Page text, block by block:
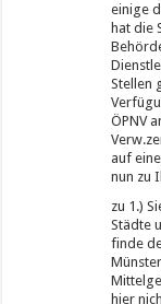
einige
hat die
Stellen
ÖPNV
auf
nun zu
zu 1.)
Städte
finde
hier